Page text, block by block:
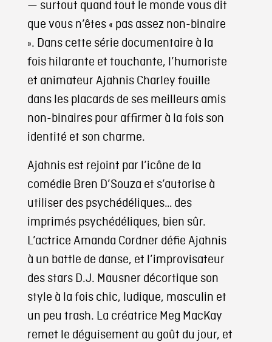
— surtout quand tout le monde vous dit
que vous n’êtes « pas assez non-binaire
». Dans cette série documentaire à la
fois hilarante et touchante, l’humoriste
et animateur Ajahnis Charley fouille
dans les placards de ses meilleurs amis
non-binaires pour affirmer à la fois son
identité et son charme.
Ajahnis est rejoint par l’icône de la
comédie Bren D’Souza et s’autorise à
utiliser des psychédéliques… des
imprimés psychédéliques, bien sûr.
L’actrice Amanda Cordner défie Ajahnis
à un battle de danse, et l’improvisateur
des stars D.J. Mausner décortique son
style à la fois chic, ludique, masculin et
un peu trash. La créatrice Meg MacKay
remet le déguisement au goût du jour, et